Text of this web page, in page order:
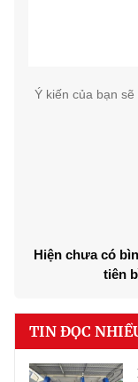
Ý kiến của bạn
Hiện chưa có
tiên
TIN ĐỌC